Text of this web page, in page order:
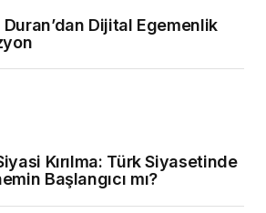
Dijital Egemenlik
Kırılma: Türk Siyasetinde
Başlangıcı mı?